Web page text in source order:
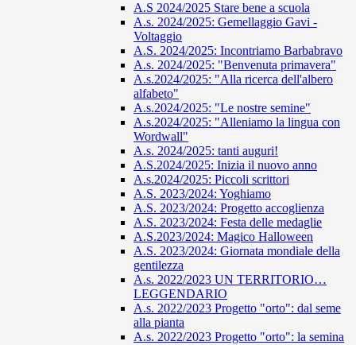
A.S 2024/2025 Stare bene a scuola
A.s. 2024/2025: Gemellaggio Gavi -
Voltaggio
A.S. 2024/2025: Incontriamo Barbabravo
A.s. 2024/2025: "Benvenuta primavera"
A.s.2024/2025: "Alla ricerca dell'albero
alfabeto"
A.s.2024/2025: "Le nostre semine"
A.s.2024/2025: "Alleniamo la lingua con
Wordwall"
A.s. 2024/2025: tanti auguri!
A.S.2024/2025: Inizia il nuovo anno
A.s.2024/2025: Piccoli scrittori
A.S. 2023/2024: Yoghiamo
A.S. 2023/2024: Progetto accoglienza
A.S. 2023/2024: Festa delle medaglie
A.S.2023/2024: Magico Halloween
A.S. 2023/2024: Giornata mondiale della
gentilezza
A.s. 2022/2023 UN TERRITORIO…
LEGGENDARIO
A.s. 2022/2023 Progetto "orto": dal seme
alla pianta
A.s. 2022/2023 Progetto "orto": la semina